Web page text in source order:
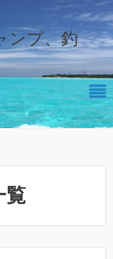
プ、釣
覧